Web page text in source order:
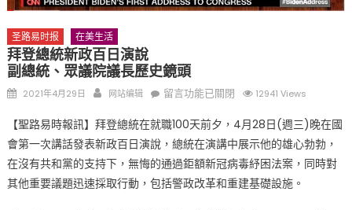
圣路易时报 在美生活
拜登總統新政百日演說
副總統、眾議院議長歷史鏡頭
Posted
2021年4月29日 Author
网站编辑
在
登
總
統
新
留言功能已關閉 12941 Views
【聖路易時報訊】拜登總統在就職100天前夕，4月28日(週三)晚在國
會第一次講話發表新政百日演說，總統在演講中展示他的雄心勃勃，
在沒有共和黨的支持下，無悔的通過鉅額新冠病毒紓困法案，同時對
其他重要議題迅速採取行動，包括警政改革和重建基礎設施。